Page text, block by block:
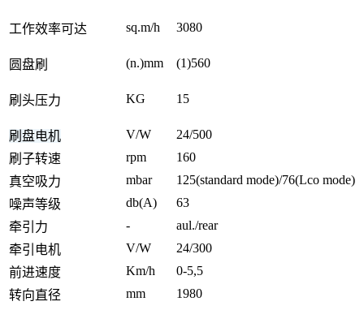
工作效率可达 sq.m/h 3080
圆盘刷 (n.)mm (1)560
刷头压力 KG 15
刷盘电机 V/W
24/500
刷子转速
rpm
160
真空吸力
mbar
125(standard mode)/76(Lco mode)
噪声等级
db(A)
63
牵引力
-
aul./rear
牵引电机
V/W
24/300
前进速度
Km/h
0-5,5
转向直径
mm
1980